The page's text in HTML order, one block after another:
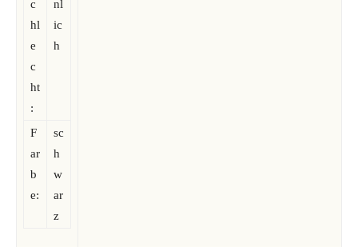
c
hl
e
c
ht
:
nl
ic
h
F
ar
b
e:
sc
h
w
ar
z